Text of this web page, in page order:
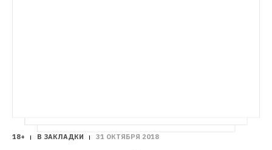
18+ В ЗАКЛАДКИ 31 ОКТЯБРЯ 2018